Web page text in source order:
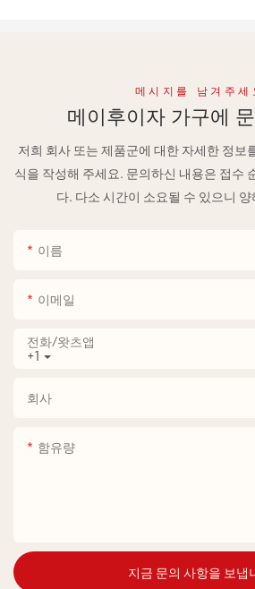
메시지를 남겨주세
메이후이자 가구에
저희 회사 또는 제품군에 대한 자세한 정보
식을 작성해 주세요. 문의하신 내용은 접수
다. 다소 시간이 소요될 수 있으니
이름
이메일
+1
전화/왓츠앱
회사
함유량
지금 문의 사항을 보냅